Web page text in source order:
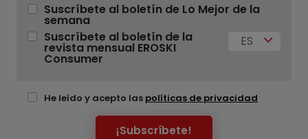
Suscríbete al boletín de Lo Mejor de la
semana
Suscríbete al boletín de la
revista mensual EROSKI
Consumer
ES
He leído y acepto las políticas de privacidad
¡Subscríbete!